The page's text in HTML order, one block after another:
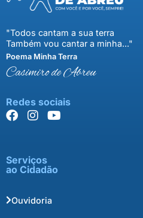
"Todos cantam a sua terra
Também vou cantar a minha..."
Poema Minha Terra
Casimiro de Abreu
Redes sociais
Serviços
ao Cidadão
Ouvidoria